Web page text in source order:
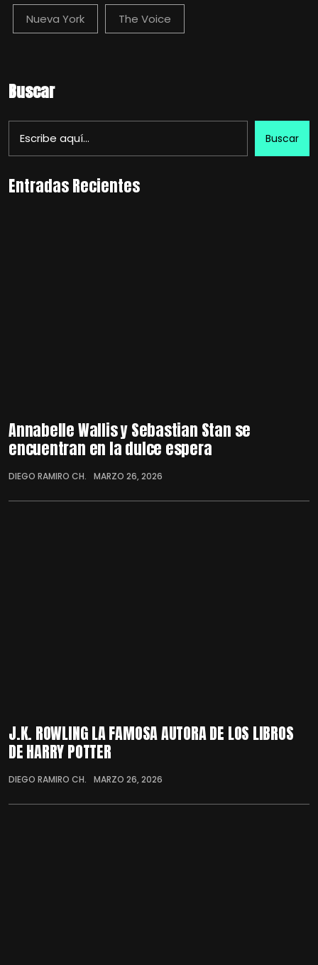
Nueva York The Voice
Buscar
Buscar
Entradas Recientes
Annabelle Wallis y Sebastian Stan se
encuentran en la dulce espera
DIEGO RAMIRO CH. MARZO 26, 2026
J.K. ROWLING LA FAMOSA AUTORA DE LOS LIBROS
DE HARRY POTTER
DIEGO RAMIRO CH. MARZO 26, 2026